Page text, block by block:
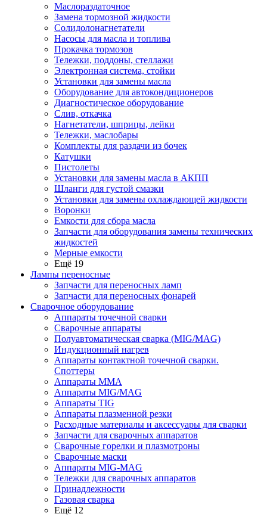
Маслораздаточное
Замена тормозной жидкости
Солидолонагнетатели
Насосы для масла и топлива
Прокачка тормозов
Тележки, поддоны, стеллажи
Электронная система, стойки
Установки для замены масла
Оборудование для автокондиционеров
Диагностическое оборудование
Слив, откачка
Нагнетатели, шприцы, лейки
Тележки, маслобары
Комплекты для раздачи из бочек
Катушки
Пистолеты
Установки для замены масла в АКПП
Шланги для густой смазки
Установки для замены охлаждающей жидкости
Воронки
Емкости для сбора масла
Запчасти для оборудования замены технических
жидкостей
Мерные емкости
Ещё 19
Лампы переносные
Запчасти для переносных ламп
Запчасти для переносных фонарей
Сварочное оборудование
Аппараты точечной сварки
Сварочные аппараты
Полуавтоматическая сварка (MIG/MAG)
Индукционный нагрев
Аппараты контактной точечной сварки.
Споттеры
Аппараты MMA
Аппараты MIG/MAG
Аппараты TIG
Аппараты плазменной резки
Расходные материалы и аксессуары для сварки
Запчасти для сварочных аппаратов
Сварочные горелки и плазмотроны
Сварочные маски
Аппараты MIG-MAG
Тележки для сварочных аппаратов
Принадлежности
Газовая сварка
Ещё 12